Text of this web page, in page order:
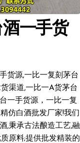
一手货
货源,一比一复刻茅台
渠道,一比一A货茅台
一手货源，一比一复
仿白酒批发厂家!我们
,秉承古法酿造工艺,融
原料;提供批发精装的